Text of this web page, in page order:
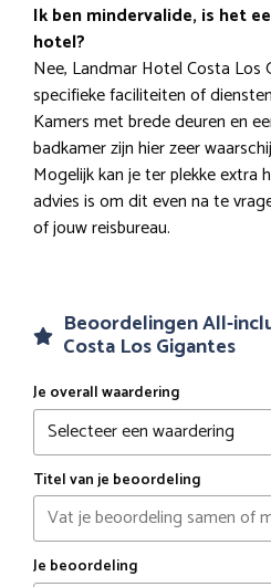
Ik ben mindervalide, is het
hotel?
Nee, Landmar Hotel Costa Los
specifieke faciliteiten of
Kamers met brede deuren en
badkamer zijn hier zeer
Mogelijk kan je ter plekke extra
advies is om dit even na te
of jouw reisbureau.
Beoordelingen All-
Costa Los Gigantes
Je overall waardering
Titel van je beoordeling
Je beoordeling